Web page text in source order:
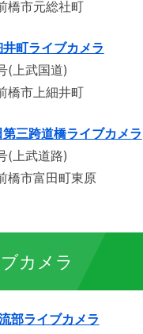
橋市元総社町
町ライブカメラ
(上武国道)
橋市上細井町
三跨道橋ライブカメラ
(上武道路)
橋市富田町東原
カメラ
部ライブカメラ